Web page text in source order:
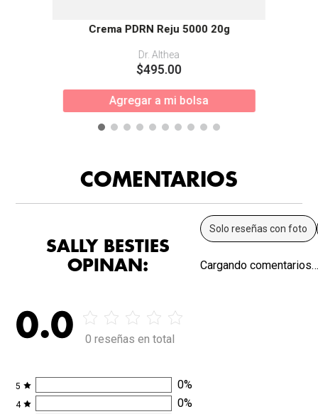
Crema PDRN Reju 5000 20g
Dr. Althea
$495.00
Agregar a mi bolsa
COMENTARIOS
SALLY BESTIES
OPINAN:
0.0 0 reseñas en total
5 0%
4 0%
Solo reseñas con foto
Cargando